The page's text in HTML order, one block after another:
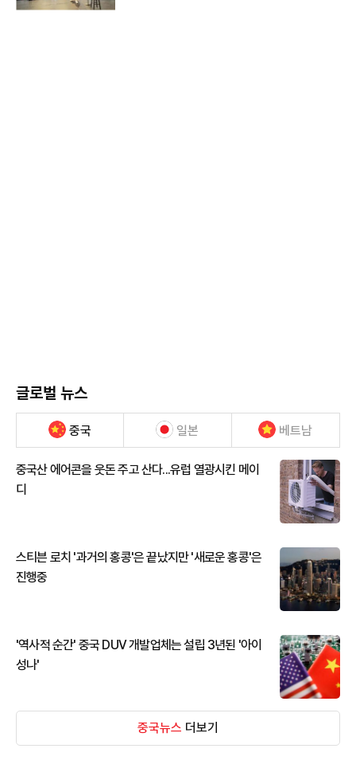
글로벌 뉴스
중국 일본 베트남
중국산 에어콘을 웃돈 주고 산다...유럽 열광시킨 메이
디
스티븐 로치 '과거의 홍콩'은 끝났지만 '새로운 홍콩'은
진행중
'역사적 순간' 중국 DUV 개발업체는 설립 3년된 '아이
성나'
중국뉴스 더보기